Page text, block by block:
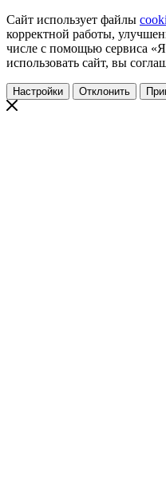
Сайт использует файлы
корректной работы,
числе с помощью сервиса
использовать сайт, вы
Настройки Отклонить